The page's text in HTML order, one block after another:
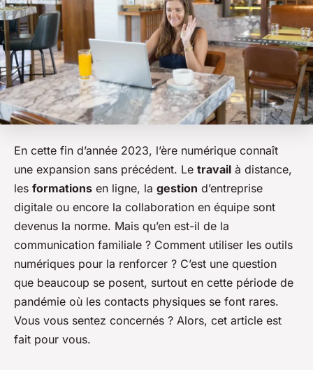
En cette fin d’année 2023, l’ère numérique connaît
une expansion sans précédent. Le travail à distance,
les formations en ligne, la gestion d’entreprise
digitale ou encore la collaboration en équipe sont
devenus la norme. Mais qu’en est-il de la
communication familiale ? Comment utiliser les outils
numériques pour la renforcer ? C’est une question
que beaucoup se posent, surtout en cette période de
pandémie où les contacts physiques se font rares.
Vous vous sentez concernés ? Alors, cet article est
fait pour vous.